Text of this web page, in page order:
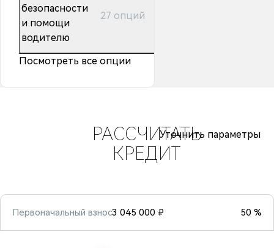
безопасности
и помощи
водителю
27 опций
Посмотреть все опции
РАССЧИТАТЬ
КРЕДИТ
Уточнить параметры
Первоначальный взнос3 045 000 ₽ 50 %